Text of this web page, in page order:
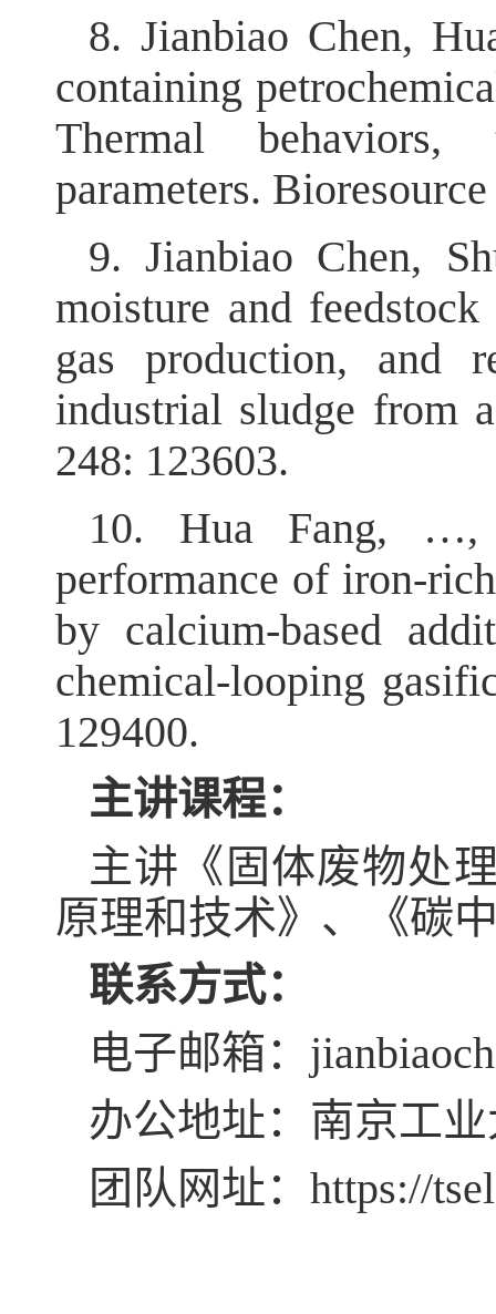
8. Jianbiao Chen,
containing
Thermal behaviors,
parameters.
9. Jianbiao Chen,
moisture and
gas production, and
industrial sludge from
248: 123603.
10. Hua Fang, …,
performance of iron-
by calcium-based
chemical-looping
129400.
主讲课程：
主讲《固体废物处
原理和技术》、《碳
联系方式：
电子邮箱：
办公地址：南京工
团队网址： https://